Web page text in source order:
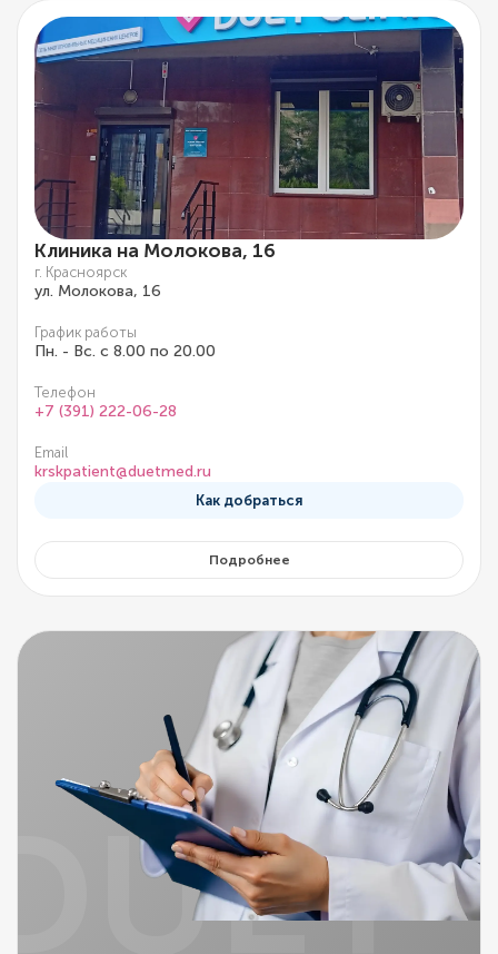
Клиника на Молокова, 16
г. Красноярск
ул. Молокова, 16
График работы
Пн. - Вс. с 8.00 по 20.00
Телефон
+7 (391) 222-06-28
Email
krskpatient@duetmed.ru
Как добраться
Подробнее